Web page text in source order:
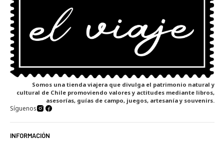
Somos una tienda viajera que divulga el patrimonio natural y
cultural de Chile promoviendo valores y actitudes mediante libros,
asesorías, guías de campo, juegos, artesanía y souvenirs.
Síguenos
INFORMACIÓN